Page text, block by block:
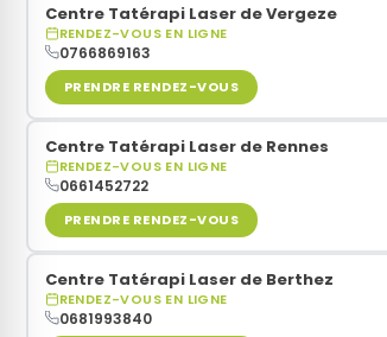
Centre Tatérapi Laser de Vergeze
RENDEZ-VOUS EN LIGNE
0766869163
PRENDRE RENDEZ-VOUS
Centre Tatérapi Laser de Rennes
RENDEZ-VOUS EN LIGNE
0661452722
PRENDRE RENDEZ-VOUS
Centre Tatérapi Laser de Berthez
RENDEZ-VOUS EN LIGNE
0681993840
Douleurs